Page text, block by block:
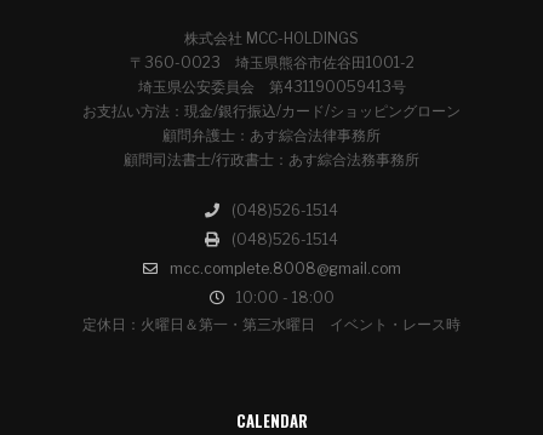
株式会社 MCC-HOLDINGS
〒360-0023 埼玉県熊谷市佐谷田1001-2
埼玉県公安委員会 第431190059413号
お支払い方法：現金/銀行振込/カード/ショッピングローン
顧問弁護士：あす綜合法律事務所
顧問司法書士/行政書士：あす綜合法務事務所
(048)526-1514
(048)526-1514
mcc.complete.8008@gmail.com
10:00 - 18:00
定休日：火曜日＆第一・第三水曜日 イベント・レース時
CALENDAR